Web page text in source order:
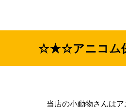
☆★☆アニコ
当店の小動物さんは